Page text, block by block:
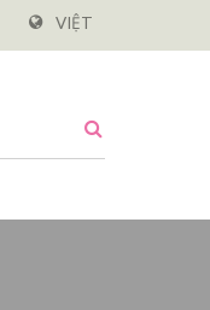
VIỆT